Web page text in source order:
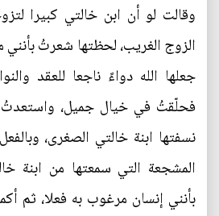
وقالت لو أن ابن خالتي كبيرا
الزوج الغريب، لحظتها شعرتُ
جعلها الله دواءً ناجعا للعقد
فحلّقتُ في خيال جميل،
نسفتها ابنة خالتي الصغرى،
المشجعة التي سمعتها من ابنة
بأنني إنسان مرغوب به فعلا، ثم